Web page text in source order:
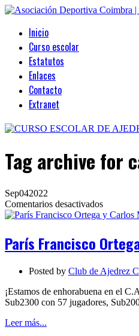
Inicio
Curso escolar
Estatutos
Enlaces
Contacto
Extranet
Tag archive for
Sep042022
Comentarios desactivadosen
París
y
Molina
campeón
y
París Francisco
Posted by Club de Ajedrez
¡Estamos de enhorabuena en el
Sub2300 con 57 jugadores,
Leer más...